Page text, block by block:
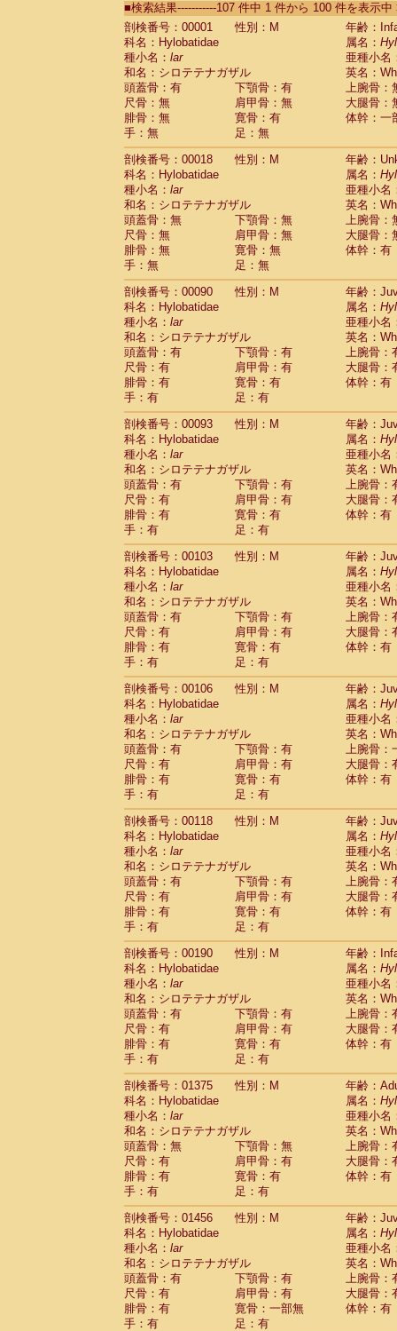
CebidaeSaguinus labiatus(0)
Cebidae Saguinus leucopus (5)
CebidaeSaguinus midas
Cebidae
CebidaeSaguinus nigricollis (13)
Cebidae Saguinus oedipus
Cebidae Saguinus weddelli
Cebidae Saguinusspp.
Cebidae Aotus trivirgatus
Cebidae Cebus albifrons
CebidaeCebus apella
Cebidae
CebidaeCebus nigrivittatus
Cebidae Cebusspp.(0)
Cebidae Saimiri boliviensis
Cebidae Saimiri sciureus
Atelidae Alouatta caraya
AtelidaeAlouatta fusca
AtelidaeAlouatta seniculus
AtelidaeAlouatta
Atelidae Ateles belzebuth
Atelidae Ateles geoffroyi
Atelidae Ateles paniscus
Atelidae Atelesspp.
Atelidae Lagothrix lagothricha
AtelidaeLagothrix lagothricha cana(0)
Pitheciidae
Cacajao calvus
Pitheciidae
Callicebus cupreus(0)
Pitheciidae Callicebus donacophilus(0)
PitheciidaeCallicebus moloch(0)
Pitheciidae Callicebus torquatus(0)
Pitheciidae Callicebus
Pitheciidae Chiropotes satanas
Pitheciidae Pithecia monachus
Pitheciidae Pithecia pithecia (0)
Cercopithecidae Cercocebus agilis (0)
Cercopithecidae
Cercocebus
Cercopithecidae
Cercocebus
CercopithecidaeCercocebus
CercopithecidaeCercocebus
CercopithecidaeCercocebus hybrid(0)
CercopithecidaeCercocebus
CercopithecidaeLophocebus
Cercopithecidae
(0)
Cercopithecidae Papio cynocephalus
Cercopithecidae Papio hamadryas(1)
CercopithecidaePapio papio
CercopithecidaePapio
CercopithecidaeMandrillus
CercopithecidaeMandrillus sphinx
CercopithecidaeTheropithecus
CercopithecidaeMacaca arctoides(1)
Cercopithecidae Macaca assamensis
Cercopithecidae
Macaca
CercopithecidaeMacaca cyclopis (6)
CercopithecidaeMacaca fascicularis
CercopithecidaeMacaca fuscaca
CercopithecidaeMacaca fuscata
CercopithecidaeMacaca fuscata
CercopithecidaeMacaca maura(1)
Cercopithecidae Macaca mulatta(50)
Cercopithecidae Macaca nemestrina(3)
Cercopithecidae Macaca nigra(1)
CercopithecidaeMacaca radiata(9)
CercopithecidaeMacaca silenus(1)
CercopithecidaeMacaca sinica (0)
CercopithecidaeMacaca sylvanus
CercopithecidaeMacaca thibetana (0)
Cercopithecidae Macaca tonkeana (0)
Cercopithecidae hybrid(1)
Cercopithecidae (0)
CercopithecidaeAllenopithecus
CercopithecidaeCercopithecus
CercopithecidaeCercopithecus
CercopithecidaeCercopithecus
CercopithecidaeCercopithecus diana
CercopithecidaeCercopithecus
Cercopithecidae
Cercopithecus
Cercopithecidae
Cercopithecus mitis
CercopithecidaeCercopithecus mitis
CercopithecidaeCercopithecus mitis
CercopithecidaeCercopithecus mona
CercopithecidaeCercopithecus
■検索結果-----------107 件中 1 件から 100 件を表示
剖検番号：00001
性別：M
年齢：
科名：Hylobatidae
属名：
種小名： lar
亜種小名
和名：シロテテナガザル
英名：
頭蓋骨：有
下顎骨：有
上腕骨：
尺骨：無
肩甲骨：無
大腿骨：
腓骨：無
寛骨：有
体幹：一
手：無
足：無
剖検番号：00018
性別：M
年齢：
科名：Hylobatidae
属名：
種小名： lar
亜種小名
和名：シロテテナガザル
英名：
頭蓋骨：無
下顎骨：無
上腕骨：
尺骨：無
肩甲骨：無
大腿骨：
腓骨：無
寛骨：無
体幹：有
手：無
足：無
剖検番号：00090
性別：M
年齢：
科名：Hylobatidae
属名：
種小名： lar
亜種小名
和名：シロテテナガザル
英名：
頭蓋骨：有
下顎骨：有
上腕骨：
尺骨：有
肩甲骨：有
大腿骨：
腓骨：有
寛骨：有
体幹：有
手：有
足：有
剖検番号：00093
性別：M
年齢：
科名：Hylobatidae
属名：
種小名： lar
亜種小名
和名：シロテテナガザル
英名：
頭蓋骨：有
下顎骨：有
上腕骨：
尺骨：有
肩甲骨：有
大腿骨：
腓骨：有
寛骨：有
体幹：有
手：有
足：有
剖検番号：00103
性別：M
年齢：
科名：Hylobatidae
属名：
種小名： lar
亜種小名
和名：シロテテナガザル
英名：
頭蓋骨：有
下顎骨：有
上腕骨：
尺骨：有
肩甲骨：有
大腿骨：
腓骨：有
寛骨：有
体幹：有
手：有
足：有
剖検番号：00106
性別：M
年齢：
科名：Hylobatidae
属名：
種小名： lar
亜種小名
和名：シロテテナガザル
英名：
頭蓋骨：有
下顎骨：有
上腕骨：
尺骨：有
肩甲骨：有
大腿骨：
腓骨：有
寛骨：有
体幹：有
手：有
足：有
剖検番号：00118
性別：M
年齢：
科名：Hylobatidae
属名：
種小名： lar
亜種小名
和名：シロテテナガザル
英名：
頭蓋骨：有
下顎骨：有
上腕骨：
尺骨：有
肩甲骨：有
大腿骨：
腓骨：有
寛骨：有
体幹：有
手：有
足：有
剖検番号：00190
性別：M
年齢：
科名：Hylobatidae
属名：
種小名： lar
亜種小名
和名：シロテテナガザル
英名：
頭蓋骨：有
下顎骨：有
上腕骨：
尺骨：有
肩甲骨：有
大腿骨：
腓骨：有
寛骨：有
体幹：有
手：有
足：有
剖検番号：01375
性別：M
年齢：
科名：Hylobatidae
属名：
種小名： lar
亜種小名
和名：シロテテナガザル
英名：
頭蓋骨：無
下顎骨：無
上腕骨：
尺骨：有
肩甲骨：有
大腿骨：
腓骨：有
寛骨：有
体幹：有
手：有
足：有
剖検番号：01456
性別：M
年齢：
科名：Hylobatidae
属名：
種小名： lar
亜種小名
和名：シロテテナガザル
英名：
頭蓋骨：有
下顎骨：有
上腕骨：
尺骨：有
肩甲骨：有
大腿骨：
腓骨：有
寛骨：一部無
体幹：有
手：有
足：有